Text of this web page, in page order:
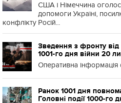
США і Німеччина
допомоги Україні,
конфлікту Росій...
Зведення з фронту
1001-го дня війни 20
Оперативна
Ранок 1001 дня
Головні події 1000-го